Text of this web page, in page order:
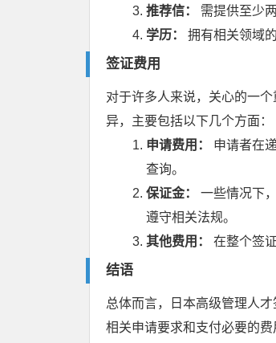
推荐信：
需提供至少
学历：
拥有相关领域
签证费用
对于许多人来说，关心的一
异，主要包括以下几个方面：
申请费用：
申请者在
查询。
保证金：
一些情况下
遵守相关法规。
其他费用：
在整个签
结语
总体而言，日本高级管理人
相关申请要求和支付必要的